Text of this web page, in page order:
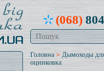
(068)
Головна> Дымоходы
оцинковка